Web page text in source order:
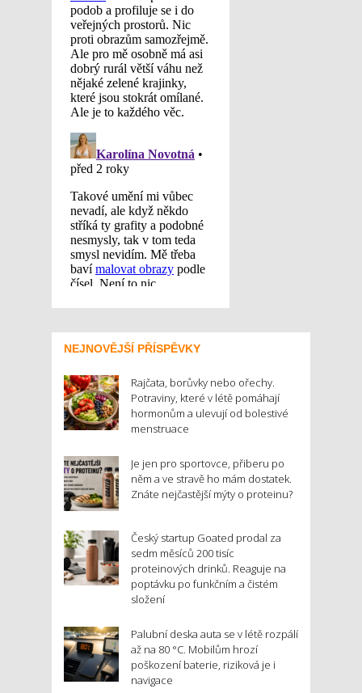
NEJNOVĚJŠÍ PŘÍSPĚVKY
Rajčata, borůvky nebo ořechy.
Potraviny, které v létě pomáhají
hormonům a ulevují od bolestivé
menstruace
Je jen pro sportovce, přiberu po
něm a ve stravě ho mám dostatek.
Znáte nejčastější mýty o proteinu?
Český startup Goated prodal za
sedm měsíců 200 tisíc
proteinových drinků. Reaguje na
poptávku po funkčním a čistém
složení
Palubní deska auta se v létě rozpálí
až na 80 °C. Mobilům hrozí
poškození baterie, riziková je i
navigace